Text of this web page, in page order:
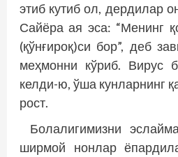
этиб кутиб ол, дердилар
Сайёра ая эса: “Менинг
(қўнғироқ)си бор”, деб
меҳмонни кўриб. Вирус
келди-ю, ўша кунларнинг
рост.
Болалигимизни
ширмой нонлар